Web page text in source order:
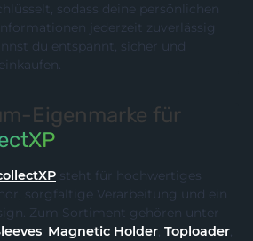
sodass deine persönlichen
jederzeit zuverlässig
du entspannt, sicher und
Eigenmarke für
steht für hochwertiges
sorgfältige Verarbeitung und ein
Zum Sortiment gehören unter
, Magnetic Holder, Toploader,